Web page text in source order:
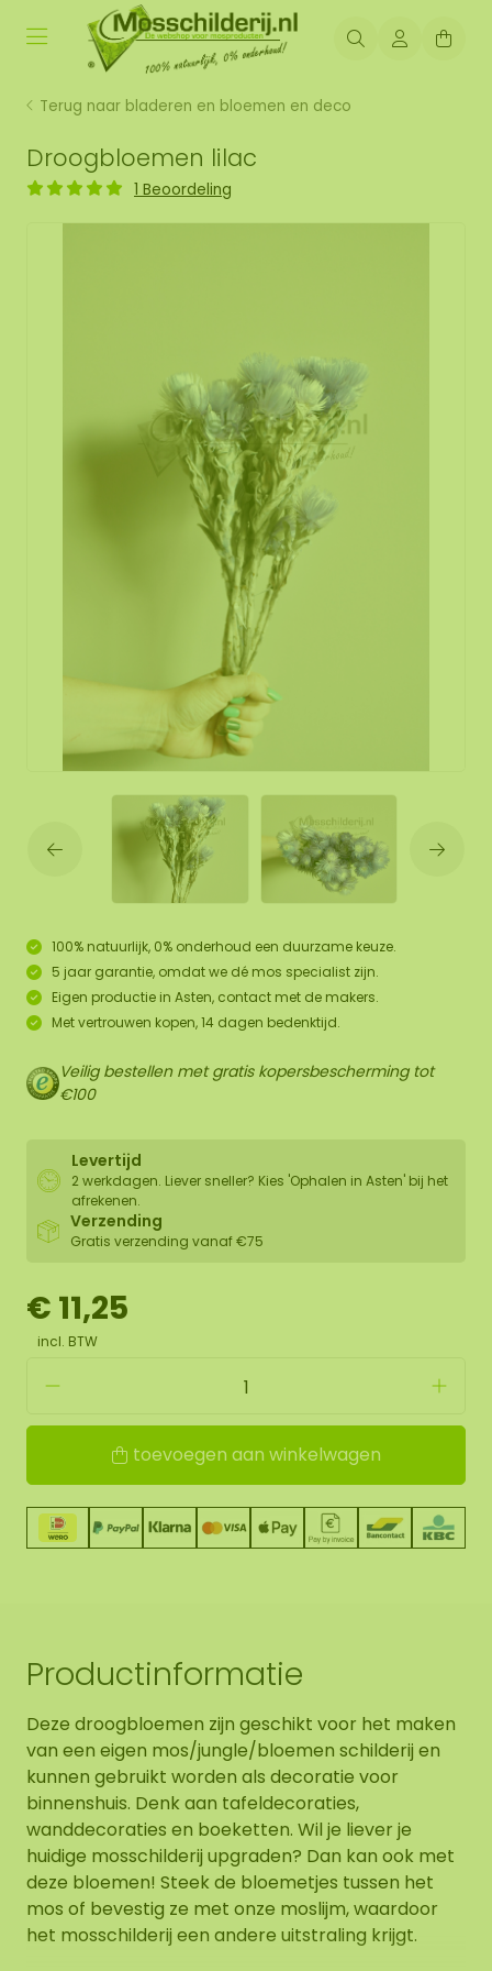
Terug naar bladeren en bloemen en deco
Droogbloemen lilac
1 Beoordeling
100% natuurlijk, 0% onderhoud een duurzame keuze.
5 jaar garantie, omdat we dé mos specialist zijn.
Eigen productie in Asten, contact met de makers.
Met vertrouwen kopen, 14 dagen bedenktijd.
Veilig bestellen met gratis kopersbescherming tot
€100
Levertijd
2 werkdagen. Liever sneller? Kies 'Ophalen in Asten' bij het
afrekenen.
Verzending
Gratis verzending vanaf €75
€ 11,25
incl. BTW
toevoegen aan winkelwagen
Productinformatie
Deze droogbloemen zijn geschikt voor het maken
van een eigen mos/jungle/bloemen schilderij en
kunnen gebruikt worden als decoratie voor
binnenshuis. Denk aan tafeldecoraties,
wanddecoraties en boeketten. Wil je liever je
huidige mosschilderij upgraden? Dan kan ook met
deze bloemen! Steek de bloemetjes tussen het
mos of bevestig ze met onze moslijm, waardoor
het mosschilderij een andere uitstraling krijgt.